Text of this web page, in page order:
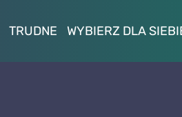
TRUDNE WYBIERZ DLA